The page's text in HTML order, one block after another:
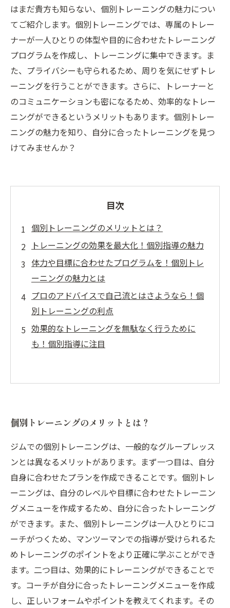
はまだ貴方も知らない、個別トレーニングの魅力につい
てご紹介します。個別トレーニングでは、専属のトレー
ナーが一人ひとりの体型や目的に合わせたトレーニング
プログラムを作成し、トレーニングに集中できます。ま
た、プライバシーも守られるため、周りを気にせずトレ
ーニングを行うことができます。さらに、トレーナーと
のコミュニケーションも密になるため、効率的なトレー
ニングができるというメリットもあります。個別トレー
ニングの魅力を知り、自分に合ったトレーニングを見つ
けてみませんか？
目次
個別トレーニングのメリットとは？
トレーニングの効果を最大化！個別指導の魅力
体力や目標に合わせたプログラムを！個別トレ
ーニングの魅力とは
プロのアドバイスで自己流とはさようなら！個
別トレーニングの利点
効果的なトレーニングを無駄なく行うために
も！個別指導に注目
個別トレーニングのメリットとは？
ジムでの個別トレーニングは、一般的なグループレッス
ンとは異なるメリットがあります。まず一つ目は、自分
自身に合わせたプランを作成できることです。個別トレ
ーニングは、自分のレベルや目標に合わせたトレーニン
グメニューを作成するため、自分に合ったトレーニング
ができます。また、個別トレーニングは一人ひとりにコ
ーチがつくため、マンツーマンでの指導が受けられるた
めトレーニングのポイントをより正確に学ぶことができ
ます。二つ目は、効果的にトレーニングができることで
す。コーチが自分に合ったトレーニングメニューを作成
し、正しいフォームやポイントを教えてくれます。その